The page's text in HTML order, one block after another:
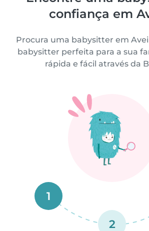
confiança em
Procura uma babysitter em
babysitter perfeita para a sua
rápida e fácil através da
1
2